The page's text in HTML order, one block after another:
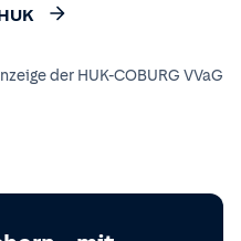
der HUK-COBURG VVaG